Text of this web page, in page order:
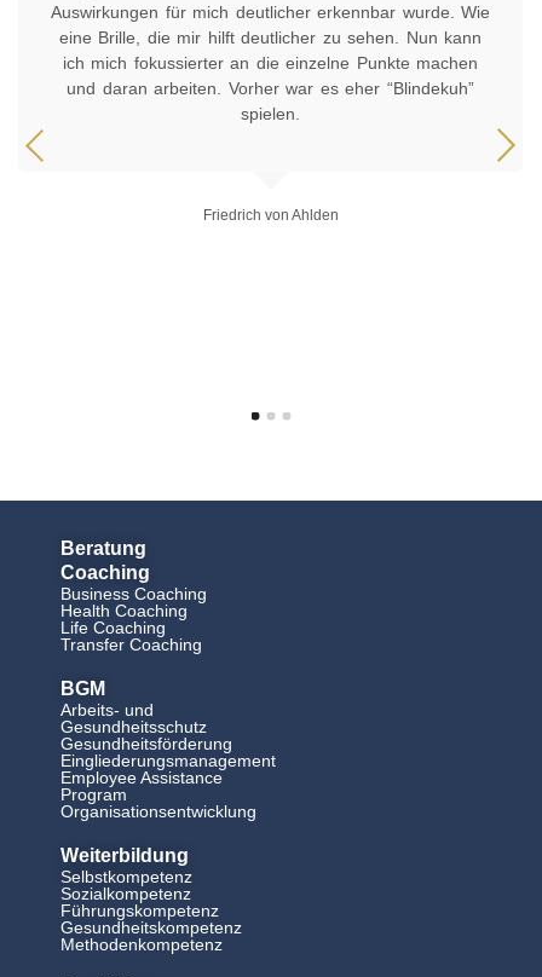
Friedrich von Ahlden
Auswirkungen für mich deutlicher erkennbar wurde. Wie
eine Brille, die mir hilft deutlicher zu sehen. Nun kann
ich mich fokussierter an die einzelne Punkte machen
und daran arbeiten. Vorher war es eher “Blindekuh”
spielen.
Beratung
Coaching
Business Coaching
Health Coaching
Life Coaching
Transfer Coaching
BGM
Arbeits- und
Gesundheitsschutz
Gesundheitsförderung
Eingliederungsmanagement
Employee Assistance
Program
Organisationsentwicklung
Weiterbildung
Selbstkompetenz
Sozialkompetenz
Führungskompetenz
Gesundheitskompetenz
Methodenkompetenz